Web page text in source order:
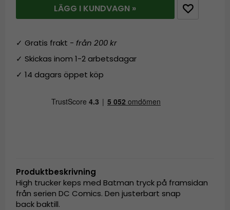
LÄGG I KUNDVAGN »
✓ Gratis frakt -från 200 kr
✓ Skickas inom 1-2 arbetsdagar
✓ 14 dagars öppet köp
Produktbeskrivning
High trucker keps med Batman tryck på framsidan
från serien DC Comics. Den justerbart snap
back baktill.